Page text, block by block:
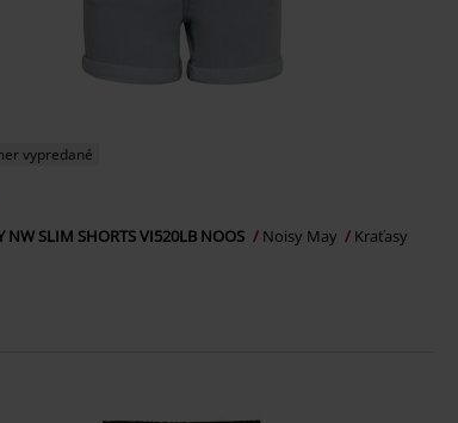
vypredané
NW SLIM SHORTS VI520LB NOOS Noisy May Kraťasy